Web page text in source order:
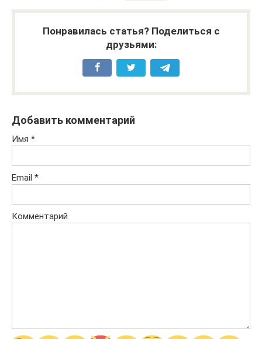
Понравилась статья? Поделиться с
друзьями:
Добавить комментарий
Имя *
Email *
Комментарий